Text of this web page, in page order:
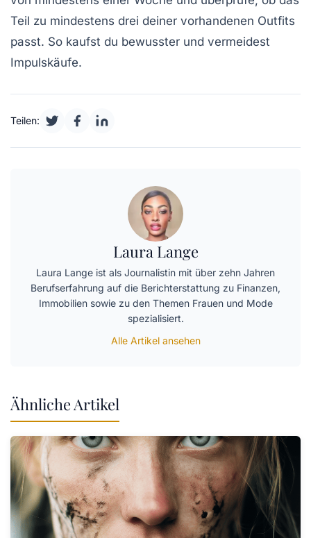
Teil zu mindestens drei deiner vorhandenen Outfits
passt. So kaufst du bewusster und vermeidest
Impulskäufe.
Teilen:
Laura Lange
Laura Lange ist als Journalistin mit über zehn Jahren
Berufserfahrung auf die Berichterstattung zu Finanzen,
Immobilien sowie zu den Themen Frauen und Mode
spezialisiert.
Alle Artikel ansehen
Ähnliche Artikel